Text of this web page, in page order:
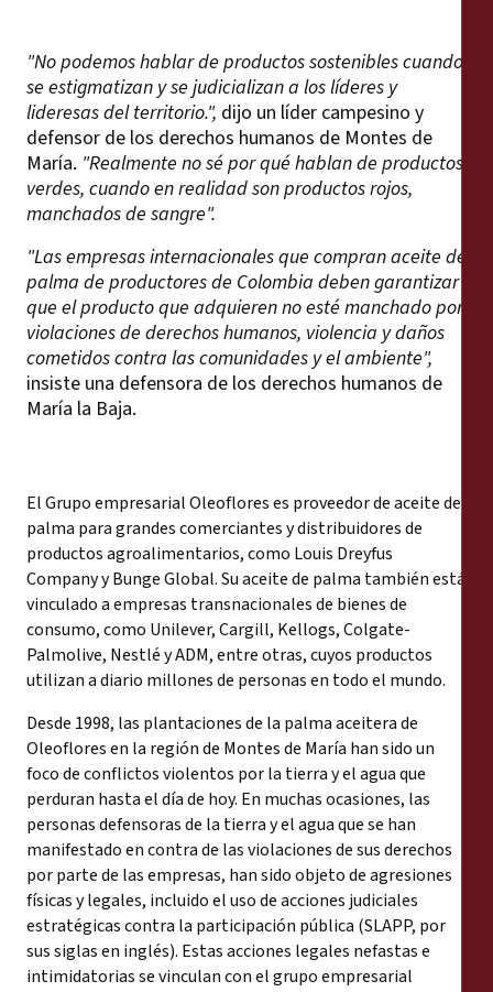
"No podemos hablar de productos sostenibles cuando
se estigmatizan y se judicializan a los líderes y
lideresas del territorio.", dijo un líder campesino y
defensor de los derechos humanos de Montes de
María. "Realmente no sé por qué hablan de productos
verdes, cuando en realidad son productos rojos,
manchados de sangre".
"Las empresas internacionales que compran aceite de
palma de productores de Colombia deben garantizar
que el producto que adquieren no esté manchado por
violaciones de derechos humanos, violencia y daños
cometidos contra las comunidades y el ambiente",
insiste una defensora de los derechos humanos de
María la Baja.
El Grupo empresarial Oleoflores es proveedor de aceite de
palma para grandes comerciantes y distribuidores de
productos agroalimentarios, como Louis Dreyfus
Company y Bunge Global. Su aceite de palma también está
vinculado a empresas transnacionales de bienes de
consumo, como Unilever, Cargill, Kellogs, Colgate-
Palmolive, Nestlé y ADM, entre otras, cuyos productos
utilizan a diario millones de personas en todo el mundo.
Desde 1998, las plantaciones de la palma aceitera de
Oleoflores en la región de Montes de María han sido un
foco de conflictos violentos por la tierra y el agua que
perduran hasta el día de hoy. En muchas ocasiones, las
personas defensoras de la tierra y el agua que se han
manifestado en contra de las violaciones de sus derechos
por parte de las empresas, han sido objeto de agresiones
físicas y legales, incluido el uso de acciones judiciales
estratégicas contra la participación pública (SLAPP, por
sus siglas en inglés). Estas acciones legales nefastas e
intimidatorias se vinculan con el grupo empresarial